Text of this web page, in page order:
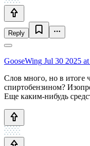
Reply
GooseWing Jul 30 2025
Слов много, но в итоге
спиртобензином?
Еще каким-нибудь